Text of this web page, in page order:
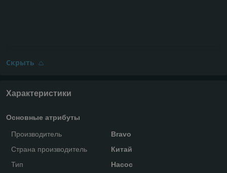
Скрыть
Характеристики
Основные атрибуты
Производитель
Bravo
Страна производитель
Китай
Тип
Насос